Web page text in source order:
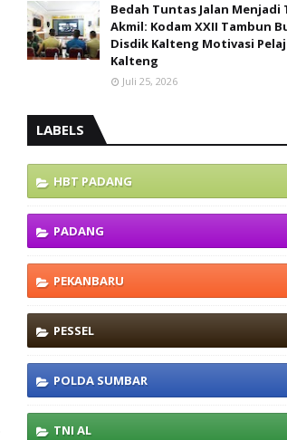
Bedah Tuntas Jalan Menjadi
Akmil: Kodam XXII Tambun
Disdik Kalteng Motivasi
Kalteng
Juli 25, 2026
LABELS
HBT PADANG
PADANG
PEKANBARU
PESSEL
POLDA SUMBAR
TNI AL